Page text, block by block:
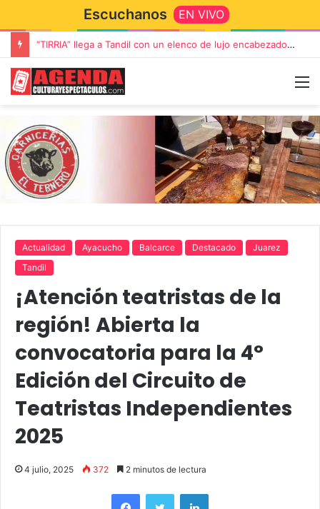
Escuchanos EN VIVO
“TIRRIA” llega a Tandil con un elenco de lujo encabezado por Capusotto, Spregelburd y Stefani
Actualidad Ayacucho Balcarce Destacado
Juarez
Tandil
¡Atención teatristas de la
región! Abierta la
convocatoria para la 4°
Edición del Circuito de
Teatristas Independientes
2025
4 julio, 2025 372 2 minutos de lectura